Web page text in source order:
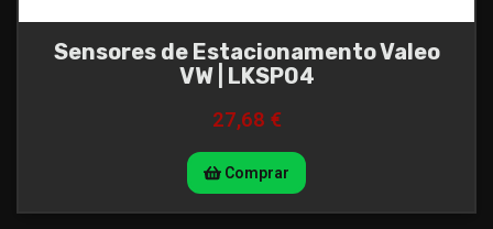
Sensores de Estacionamento Valeo
VW | LKSP04
27,68 €
Comprar